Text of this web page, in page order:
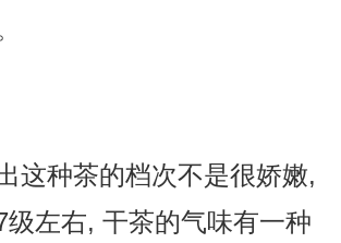
这种茶的档次不是很娇嫩,
级左右, 干茶的气味有一种